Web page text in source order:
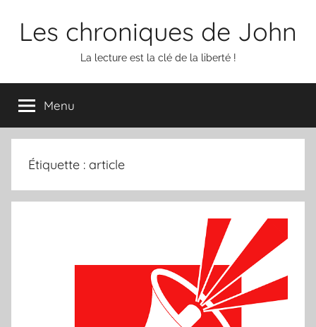
Les chroniques de John
La lecture est la clé de la liberté !
Menu
Étiquette : article